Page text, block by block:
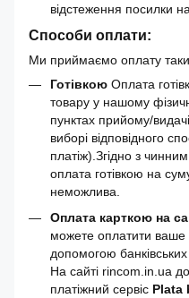
відстеження посилки
Способи оплати:
Ми приймаємо оплату
Готівкою Оплата
товару у нашому
пунктах прийому/
виборі відповідного
платіж).Згідно з
оплата готівкою на
неможлива.
Оплата карткою на
можете оплатити
допомогою
На сайті rincom.in.ua
платіжний сервіс Plata